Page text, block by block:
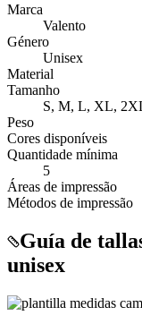
Marca
Valento
Género
Unisex
Material
Tamanho
S, M, L, XL,
Peso
Cores disponíveis
Quantidade mínima
5
Áreas de impressão
Métodos de impressão
Guía de
unisex